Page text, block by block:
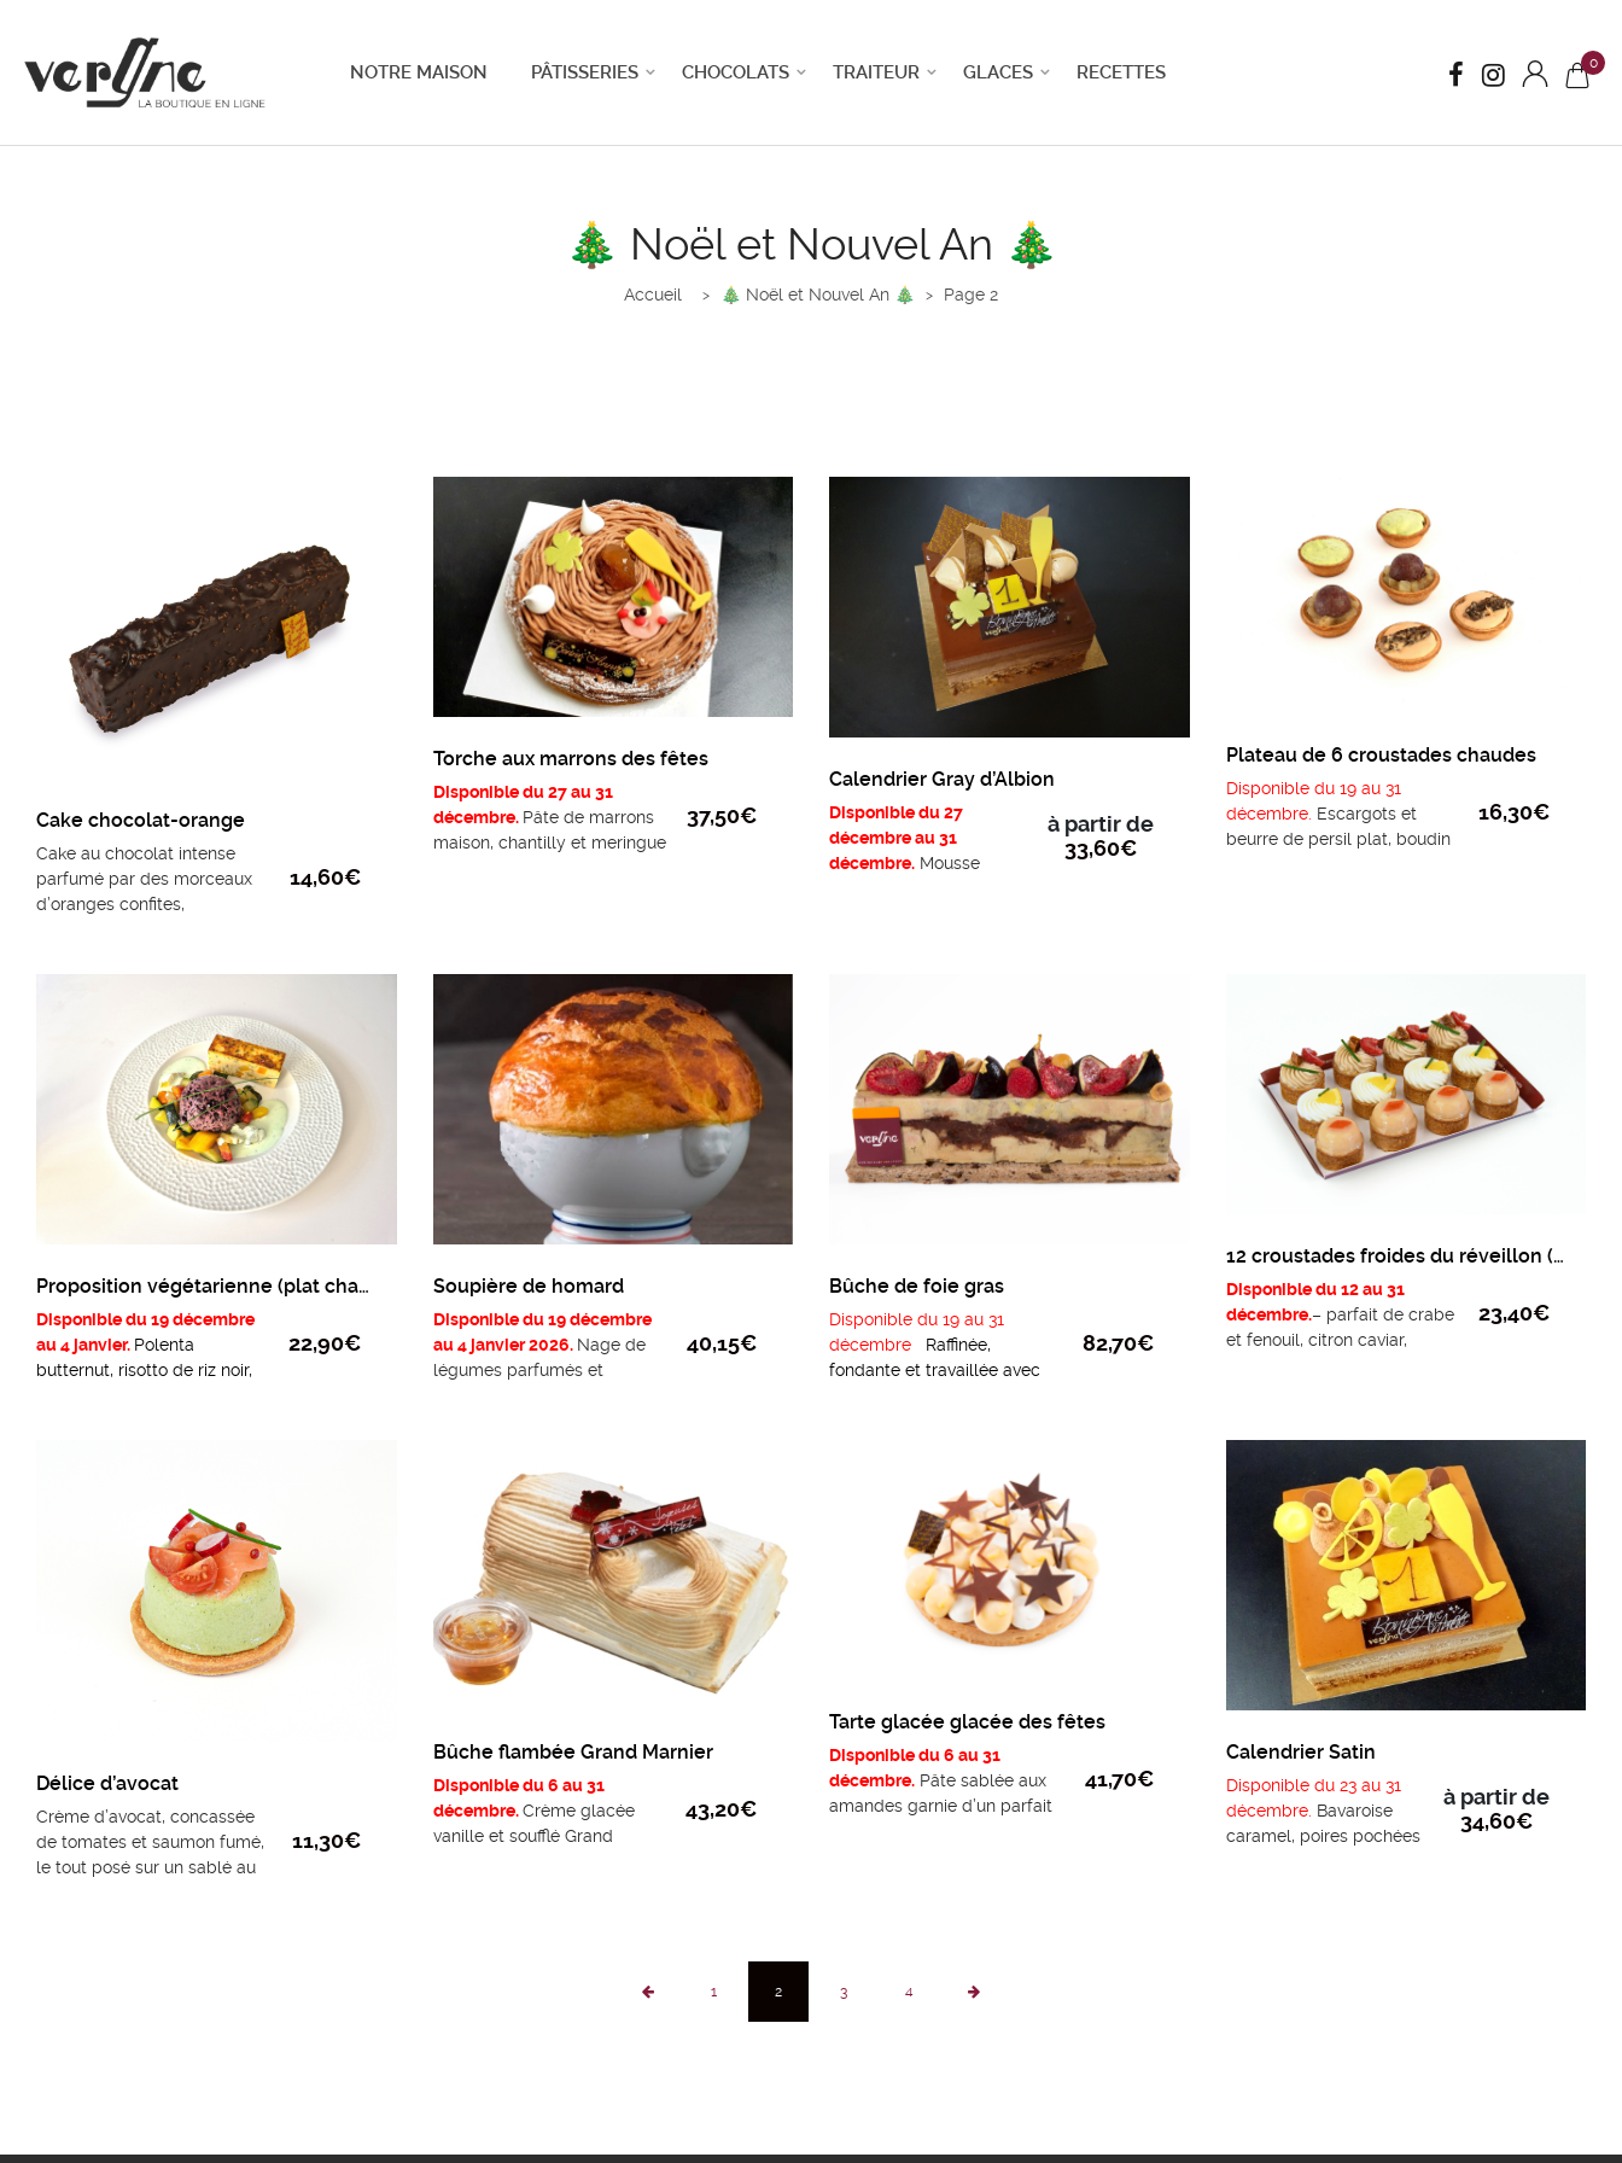
NOTRE MAISON PÂTISSERIES CHOCOLATS TRAITEUR GLACES RECETTES 0
🎄 Noël et Nouvel An 🎄
Accueil > 🎄 Noël et Nouvel An 🎄 > Page 2
Cake chocolat-orange
Cake au chocolat intense
parfumé par des morceaux
d’oranges confites,
enrobé d’un glaçage rocher
14,60€
Torche aux marrons des fêtes
Disponible du 27 au 31
décembre. Pâte de marrons
maison, chantilly et meringue
37,50€
Calendrier Gray d’Albion
Disponible du 27
décembre au 31
décembre. Mousse
à partir de
33,60€
Plateau de 6 croustades chaudes
Disponible du 19 au 31
décembre. Escargots et
beurre de persil plat, boudin
16,30€
Proposition végétarienne (plat chaud)
Disponible du 19 décembre
au 4 janvier. Polenta
butternut, risotto de riz noir,
22,90€
Soupière de homard
Disponible du 19 décembre
au 4 janvier 2026. Nage de
légumes parfumés et
au retour de la soupière en
porcelaine.
40,15€
Bûche de foie gras
Disponible du 19 au 31
décembre Raffinée,
fondante et travaillée avec
canard, compotée de figues
et framboises, biscuit pain
d’épices maison. 6
personnes.
82,70€
12 croustades froides du réveillon (4x3sortes)
Disponible du 12 au 31
décembre.– parfait de crabe
et fenouil, citron caviar,
gras fondante- poêlée de
pomme à l’orange, crème de
chèvre fine
23,40€
Délice d’avocat
Crème d’avocat, concassée
de tomates et saumon fumé,
le tout posé sur un sablé au
11,30€
Bûche flambée Grand Marnier
Disponible du 6 au 31
décembre. Crème glacée
vanille et soufflé Grand
43,20€
Tarte glacée glacée des fêtes
Disponible du 6 au 31
décembre. Pâte sablée aux
amandes garnie d’un parfait
41,70€
Calendrier Satin
Disponible du 23 au 31
décembre. Bavaroise
caramel, poires pochées
à partir de
34,60€
1 2 3 4